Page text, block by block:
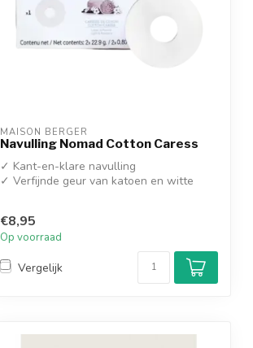
MAISON BERGER
Navulling Nomad Cotton Caress
✓ Kant-en-klare navulling
✓ Verfijnde geur van katoen en witte
€8,95
Op voorraad
Vergelijk